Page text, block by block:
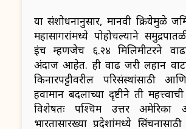
या संशोधनानुसार, मानवी क्रियेमुळे
महासागरांमध्ये पोहोचल्याने
इंच म्हणजेच ६.२४ मिलिमीटरने
अंदाज आहेत. ही वाढ जरी लहान
किनारपट्टीवरील परिसंस्थांसाठी
हवामान बदलाच्या दृष्टीने ती
विशेषतः पश्चिम उत्तर अमेरिका
भारतासारख्या प्रदेशांमध्ये सिंचनासाठी